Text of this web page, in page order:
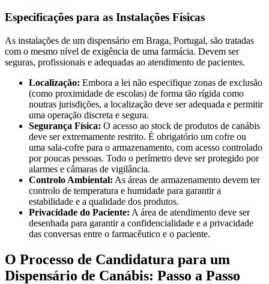
Especificações para as Instalações Físicas
As instalações de um dispensário em Braga, Portugal, são tratadas
com o mesmo nível de exigência de uma farmácia. Devem ser
seguras, profissionais e adequadas ao atendimento de pacientes.
Localização: Embora a lei não especifique zonas de exclusão
(como proximidade de escolas) de forma tão rígida como
noutras jurisdições, a localização deve ser adequada e permitir
uma operação discreta e segura.
Segurança Física: O acesso ao stock de produtos de canábis
deve ser extremamente restrito. É obrigatório um cofre ou
uma sala-cofre para o armazenamento, com acesso controlado
por poucas pessoas. Todo o perímetro deve ser protegido por
alarmes e câmaras de vigilância.
Controlo Ambiental: As áreas de armazenamento devem ter
controlo de temperatura e humidade para garantir a
estabilidade e a qualidade dos produtos.
Privacidade do Paciente: A área de atendimento deve ser
desenhada para garantir a confidencialidade e a privacidade
das conversas entre o farmacêutico e o paciente.
O Processo de Candidatura para um
Dispensário de Canábis: Passo a Passo